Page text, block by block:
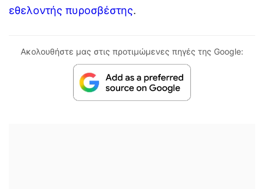
εθελοντής πυροσβέστης.
Ακολουθήστε μας στις προτιμώμενες πηγές της Google: